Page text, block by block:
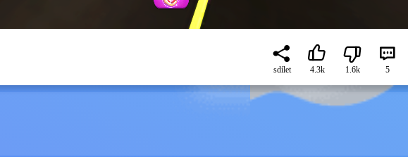
sdílet 4.3k 1.6k 5